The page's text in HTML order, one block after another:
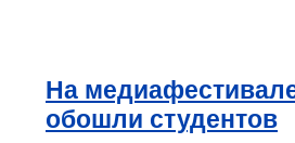
На
обошли студентов